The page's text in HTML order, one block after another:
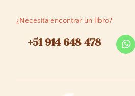
content
¿Necesita encontrar un libro?
+51 914 648 478